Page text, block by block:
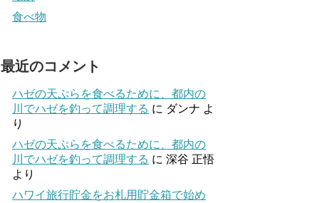
食べ物
最近のコメント
ハゼの天ぷらを食べるために、都内の
川でハゼを釣って調理する に ダンナ よ
り
ハゼの天ぷらを食べるために、都内の
川でハゼを釣って調理する に 深谷 正悟
より
ハワイ旅行貯金をお札用貯金箱で始め